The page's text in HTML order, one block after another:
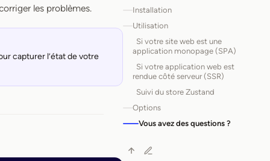
les problèmes.
capturer l’état de votre
Installation
Utilisation
Si votre site web est une
application monopage (SPA)
Si votre application web est
rendue côté serveur (SSR)
Suivi du store Zustand
Options
Vous avez des questions ?